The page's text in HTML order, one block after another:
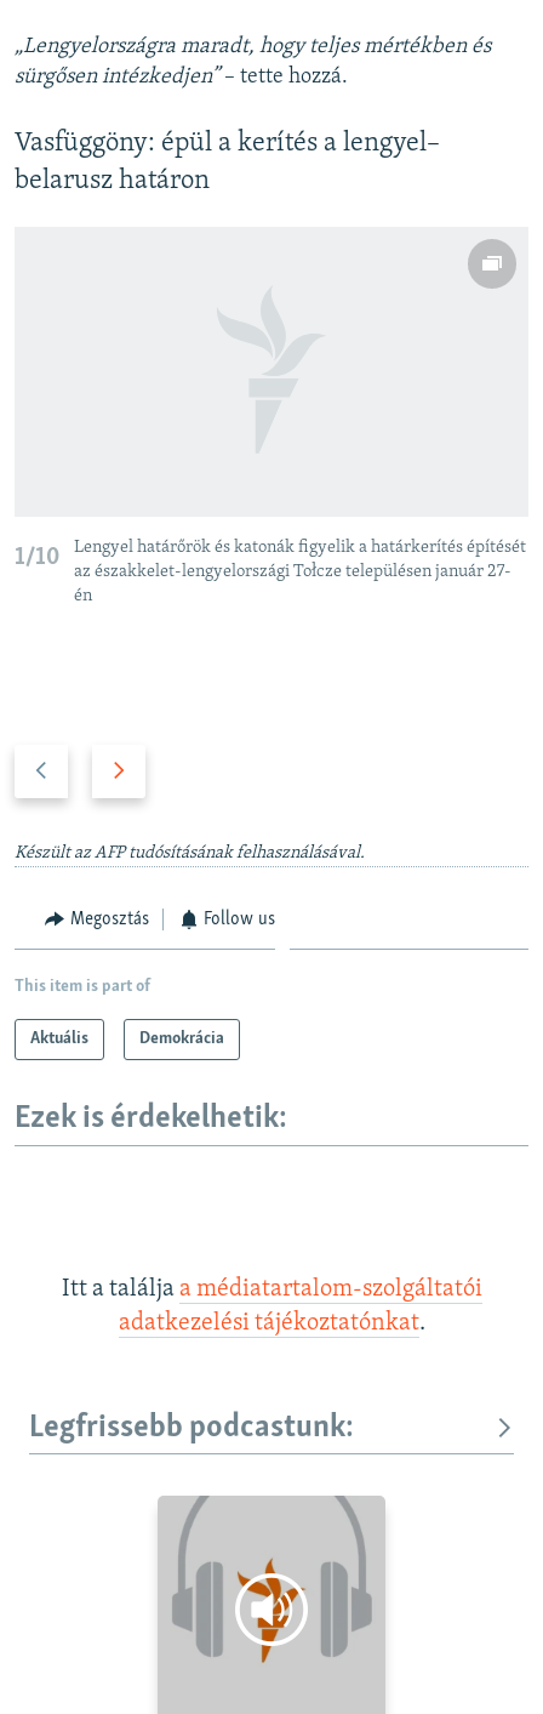
„Lengyelországra maradt, hogy teljes mértékben és
sürgősen intézkedjen”– tette hozzá.
Vasfüggöny: épül a kerítés a lengyel–
belarusz határon
1/10
Lengyel határőrök és katonák figyelik a határkerítés építését
az északkelet-lengyelországi Tołcze településen január 27-
én
v
i
e
t
l
Készült az AFP tudósításának felhasználásával.
Megosztás Follow us
This item is part of
Aktuális Demokrácia
Ezek is érdekelhetik:
Itt a találja a médiatartalom-szolgáltatói
adatkezelési tájékoztatónkat.
Legfrissebb podcastunk: